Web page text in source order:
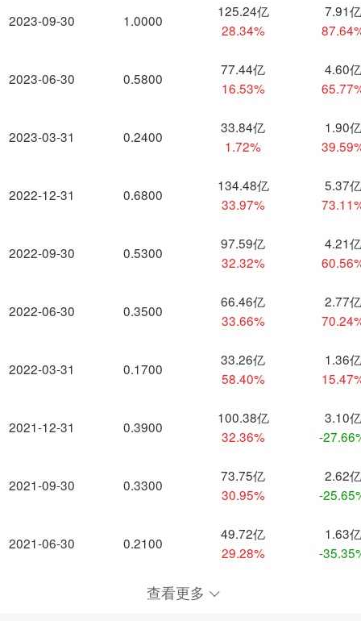
2023-09-30
2023-06-30
2023-03-31
2022-12-31
2022-09-30
2022-06-30
2022-03-31
2021-12-31
2021-09-30
2021-06-30
1.0000
125.24亿
28.34%
7.91亿
0.5800
77.44亿
16.53%
4.60亿
0.2400
33.84亿
1.72%
1.90亿
0.6800
134.48亿
33.97%
5.37亿
0.5300
97.59亿
32.32%
4.21亿
0.3500
66.46亿
33.66%
2.77亿
0.1700
33.26亿
58.40%
1.36亿
0.3900
100.38亿
32.36%
3.10亿
-
0.3300
73.75亿
30.95%
2.62亿
-
0.2100
49.72亿
29.28%
1.63亿
-
查看更多